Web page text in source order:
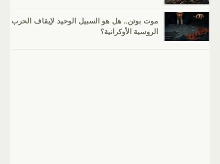
موت بوتن.. هل هو السبيل الوحيد لإيقاف الحرب
الروسية الأوكرانية؟